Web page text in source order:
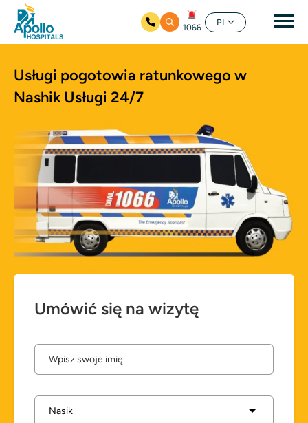
1066
PL
Usługi pogotowia ratunkowego w
Nashik Usługi 24/7
Umówić się na wizytę